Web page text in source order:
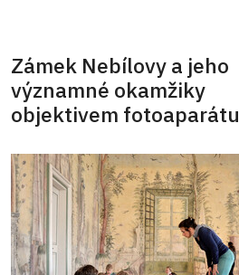
Zámek Nebílovy a jeho
významné okamžiky
objektivem fotoaparátu